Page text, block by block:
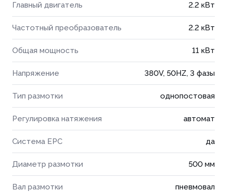
Главный двигатель 2.2 кВт
Частотный преобразователь 2.2 кВт
Общая мощность 11 кВт
Напряжение 380V, 50HZ, 3 фазы
Тип размотки однопостовая
Регулировка натяжения автомат
Система EPC да
Диаметр размотки 500 мм
Вал размотки пневмовал